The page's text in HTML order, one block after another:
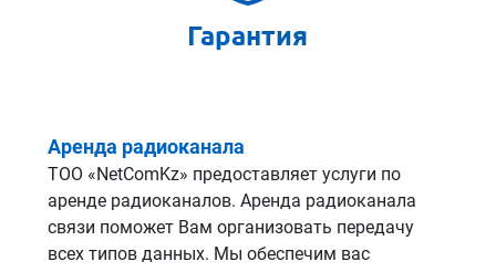
Гарантия
Аренда радиоканала
ТОО «NetComKz» предоставляет услуги по
аренде радиоканалов. Аренда радиоканала
связи поможет Вам организовать передачу
всех типов данных. Мы обеспечим вас